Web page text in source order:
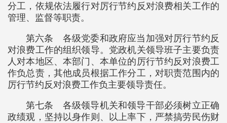
分工，依规依法履行对厉行节约反对浪费相关工作的
管理、监督等职责。
第六条 各级党委和政府应当加强对厉行节约反
对浪费工作的组织领导。党政机关领导班子主要负责
人对本地区、本部门、本单位的厉行节约反对浪费工
作负总责，其他成员根据工作分工，对职责范围内的
厉行节约反对浪费工作负主要领导责任。
第七条 各级领导机关和领导干部必须树立正确
政绩观，坚持以身作则、以上率下，严禁搞劳民伤财